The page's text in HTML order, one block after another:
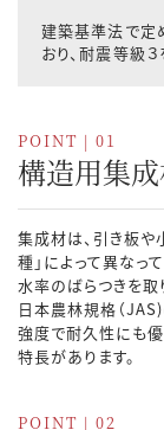
建築基準法で定
おり、耐震等級３
POINT | 01
構造用集
集成材は、引き板や
種」によって異なっ
水率のばらつきを取
日本農林規格（
強度で耐久性にも優
特長があります。
POINT | 02